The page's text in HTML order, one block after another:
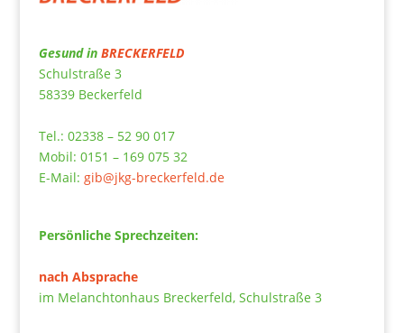
Gesund in BRECKERFELD
Schulstraße 3
58339 Beckerfeld
Tel.: 02338 – 52 90 017
Mobil: 0151 – 169 075 32
E-Mail: gib@jkg-breckerfeld.de
Persönliche Sprechzeiten:
nach Absprache
im Melanchtonhaus Breckerfeld, Schulstraße 3